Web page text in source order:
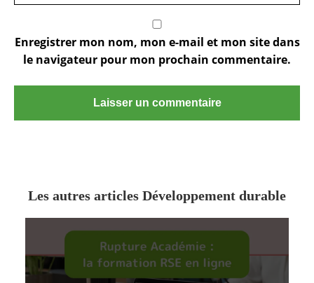
Enregistrer mon nom, mon e-mail et mon site dans
le navigateur pour mon prochain commentaire.
Les autres articles Développement durable